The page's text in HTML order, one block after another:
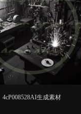
4cP008528AI生成素材